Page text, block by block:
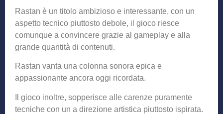
Rastan è un titolo ambizioso e interessante, con un
aspetto tecnico piuttosto debole, il gioco riesce
comunque a convincere grazie al gameplay e alla
grande quantità di contenuti.
Rastan vanta una colonna sonora epica e
appassionante ancora oggi ricordata.
Il gioco inoltre, sopperisce alle carenze puramente
tecniche con un a direzione artistica piuttosto ispirata.